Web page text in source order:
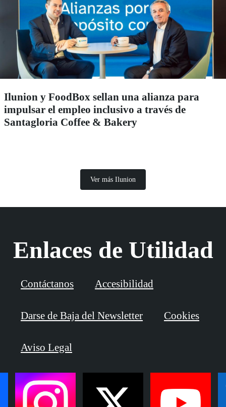
Ilunion y FoodBox sellan una alianza para
impulsar el empleo inclusivo a través de
Santagloria Coffee & Bakery
Ver más Ilunion
Enlaces de Utilidad
Contáctanos Accesibilidad
Darse de Baja del Newsletter Cookies
Aviso Legal